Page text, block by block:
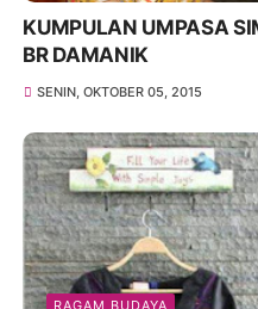
KUMPULAN UMPASA
BR DAMANIK
SENIN, OKTOBER 05, 2015
RAGAM BUDAYA